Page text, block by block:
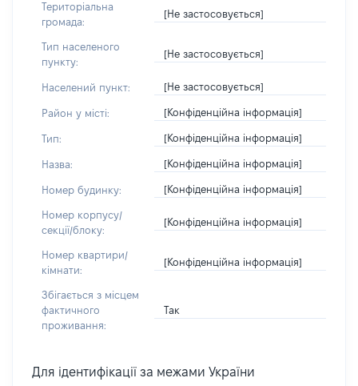
Територіальна
громада:
[Не застосовується]
Тип населеного
пункту:
[Не застосовується]
Населений пункт: [Не застосовується]
Район у місті: [Конфіденційна інформація]
Тип: [Конфіденційна інформація]
Назва: [Конфіденційна інформація]
Номер будинку: [Конфіденційна інформація]
Номер корпусу/
секції/блоку:
[Конфіденційна інформація]
Номер квартири/
кімнати:
[Конфіденційна інформація]
Збігається з місцем
фактичного
проживання:
Так
Для ідентифікації за межами України